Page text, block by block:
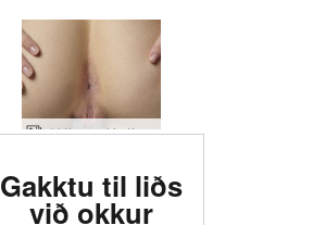
október nakin tískukona
heiminum
Gakktu til liðs
við okkur